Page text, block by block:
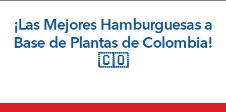
¡Las Mejores Hamburguesas a
Base de Plantas de Colombia!
🇨🇴